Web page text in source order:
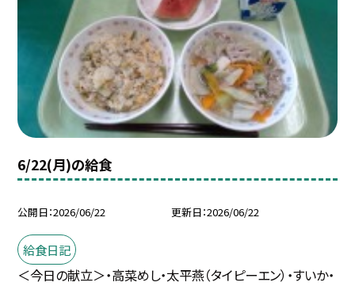
6/22(月)の給食
公開日 2026/06/22 更新日 2026/06/22
給食日記
＜今日の献立＞・高菜めし・太平燕（タイピーエン）・すいか・